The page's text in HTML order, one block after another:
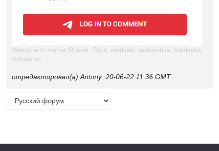
Welcome to mother Russia: Putin, medvedi, matrioshka, balalayka,
okhuenno!
отредактировал(а) Antony: 20-06-22 11:36 GMT